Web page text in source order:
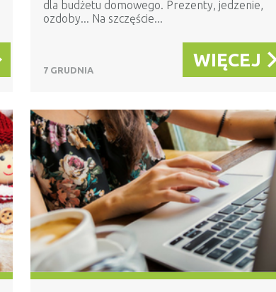
dla budżetu domowego. Prezenty, jedzenie,
ozdoby... Na szczęście...
7 GRUDNIA WIĘCEJ